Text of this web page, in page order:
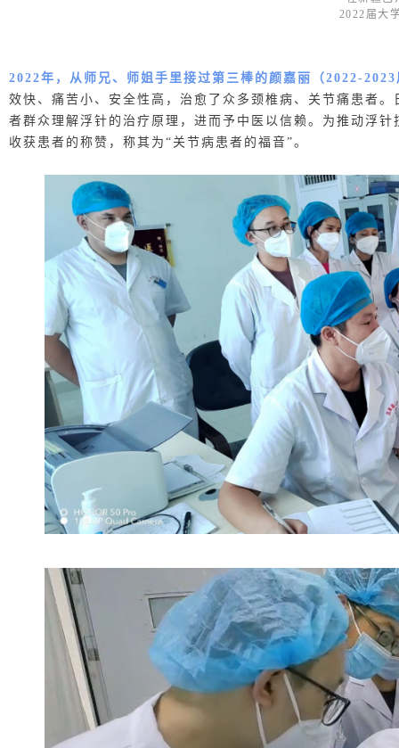
2022届大
2022年，从师兄、师姐手里接过第三棒的颜嘉丽（2022-
效快、痛苦小、安全性高，治愈了众多颈椎病、关节痛患者
者群众理解浮针的治疗原理，进而予中医以信赖 。为推动浮针
收获患者的称赞，称其为“关节病患者的福音”。